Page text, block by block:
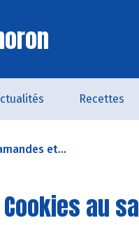
Recettes
et...
Cookies au